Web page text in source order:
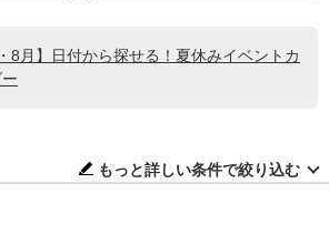
8月】日付から探せる！夏休みイベントカ
もっと詳しい条件で絞り込む